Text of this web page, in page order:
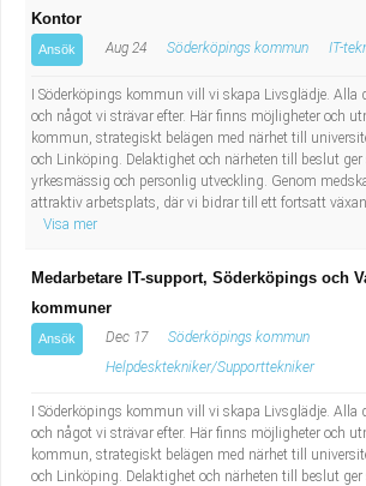
Kontor
Ansök Aug 24 Söderköpings kommun IT-
I Söderköpings kommun vill vi skapa Livsglädje. Alla
och något vi strävar efter. Här finns möjligheter och
kommun, strategiskt belägen med närhet till
och Linköping. Delaktighet och närheten till beslut ger
yrkesmässig och personlig utveckling. Genom
attraktiv arbetsplats, där vi bidrar till ett fortsatt
Visa mer
Medarbetare IT-support, Söderköpings och
kommuner
Ansök Dec 17
Söderköpings kommun
Helpdesktekniker/Supporttekniker
I Söderköpings kommun vill vi skapa Livsglädje. Alla
och något vi strävar efter. Här finns möjligheter och
kommun, strategiskt belägen med närhet till
och Linköping. Delaktighet och närheten till beslut ger